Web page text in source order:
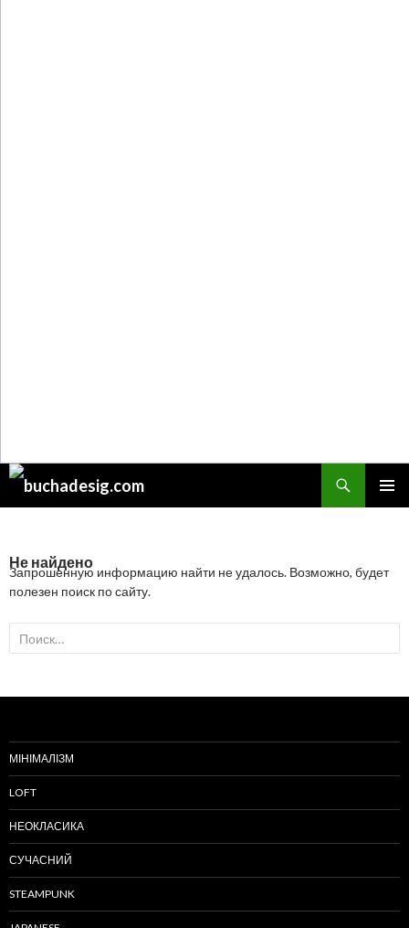
Поиск
Не найдено
Запрошенную информацию найти не удалось. Возможно, будет
полезен поиск по сайту.
Найти:
МІНІМАЛІЗМ
LOFT
НЕОКЛАСИКА
СУЧАСНИЙ
STEAMPUNK